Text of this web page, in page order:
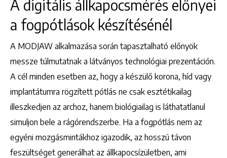
Keresés
A digitális állkapocsmérés előnyei
a fogpótlások készítésénél
A MODJAW alkalmazása során tapasztalható előnyök
messze túlmutatnak a látványos technológiai prezentáción.
A cél minden esetben az, hogy a készülő korona, híd vagy
implantátumra rögzített pótlás ne csak esztétikailag
illeszkedjen az archoz, hanem biológiailag is láthatatlanul
simuljon bele a rágórendszerbe. Ha a fogpótlás nem az
egyéni mozgásmintákhoz igazodik, az hosszú távon
feszültséget generálhat az állkapocsízületben, ami